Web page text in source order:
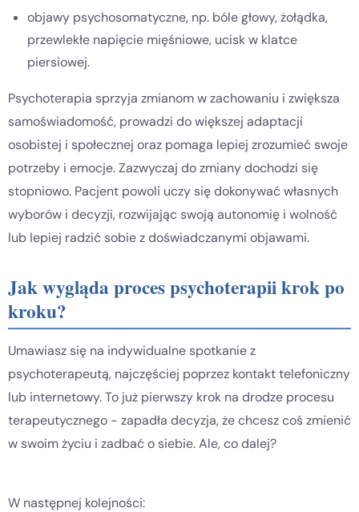
objawy psychosomatyczne, np. bóle głowy, żołądka,
przewlekłe napięcie mięśniowe, ucisk w klatce
piersiowej.
Psychoterapia sprzyja zmianom w zachowaniu i zwiększa
samoświadomość, prowadzi do większej adaptacji
osobistej i społecznej oraz pomaga lepiej zrozumieć swoje
potrzeby i emocje. Zazwyczaj do zmiany dochodzi się
stopniowo. Pacjent powoli uczy się dokonywać własnych
wyborów i decyzji, rozwijając swoją autonomię i wolność
lub lepiej radzić sobie z doświadczanymi objawami.
Jak wygląda proces psychoterapii krok po
kroku?
Umawiasz się na indywidualne spotkanie z
psychoterapeutą, najczęściej poprzez kontakt telefoniczny
lub internetowy. To już pierwszy krok na drodze procesu
terapeutycznego - zapadła decyzja, że chcesz coś zmienić
w swoim życiu i zadbać o siebie. Ale, co dalej?
W następnej kolejności: